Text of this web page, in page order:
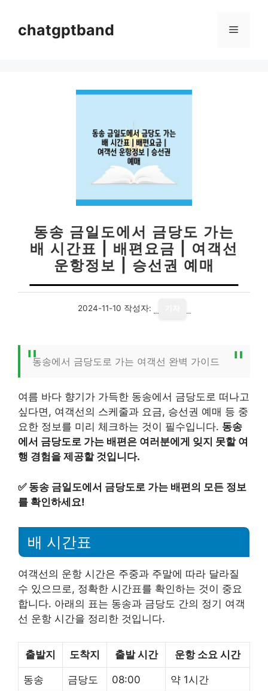
chatgptband 메
동송 금일도에서 금당도 가는
배 시간표 | 배편요금 | 여객선
운항정보 | 승선권 예매
2024-11-10 작성자:
동송에서 금당도로 가는 여객선 완벽 가이드
여름 바다 향기가 가득한 동송에서 금당도로 떠나고
싶다면, 여객선의 스케줄과 요금, 승선권 예매 등 중
요한 정보를 미리 체크하는 것이 필수입니다. 동송
에서 금당도로 가는 배편은 여러분에게 잊지 못할 여
행 경험을 제공할 것입니다.
✅ 동송 금일도에서 금당도로 가는 배편의 모든 정보
를 확인하세요!
배 시간표
여객선의 운항 시간은 주중과 주말에 따라 달라질
수 있으므로, 정확한 시간표를 확인하는 것이 중요
합니다. 아래의 표는 동송과 금당도 간의 정기 여객
선 운항 시간을 정리한 것입니다.
출발지 도착지 출발 시간 운항 소요 시간
동송 금당도 08:00 약 1시간